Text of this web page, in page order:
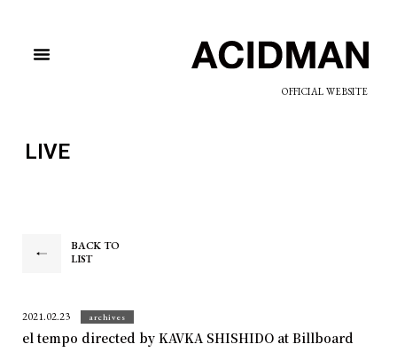
OFFICIAL WEBSITE
LIVE
BACK TO
LIST
2021.02.23 archives
el tempo directed by KAVKA SHISHIDO at Billboard